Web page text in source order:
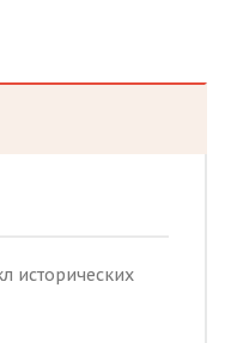
исторических